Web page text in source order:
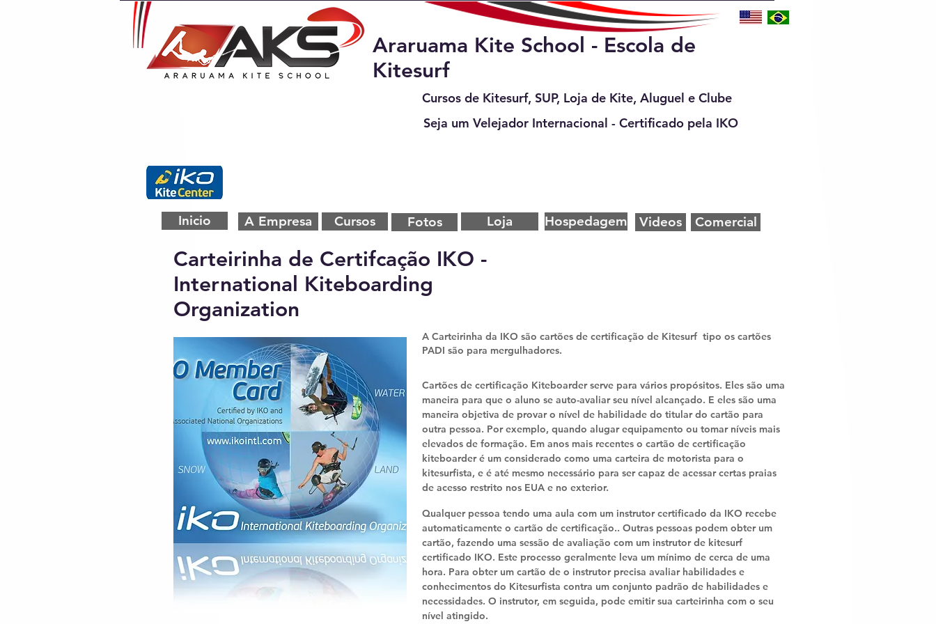
Araruama Kite School - Escola de
Kitesurf
Cursos de Kitesurf, SUP, Loja de Kite, Aluguel e Clube
Seja um Velejador Internacional - Certificado pela IKO
Carteirinha de Certifcação IKO -
International Kiteboarding
Organization
A Carteirinha da IKO são cartões de certificação de Kitesurf tipo os cartões
PADI são para mergulhadores.
Cartões de certificação Kiteboarder serve para vários propósitos. Eles são uma
maneira para que o aluno se auto-avaliar seu nível alcançado. E eles são uma
maneira objetiva de provar o nível de habilidade do titular do cartão para
outra pessoa. Por exemplo, quando alugar equipamento ou tomar níveis mais
elevados de formação. Em anos mais recentes o cartão de certificação
kiteboarder é um considerado como uma carteira de motorista para o
kitesurfista, e é até mesmo necessário para ser capaz de acessar certas praias
de acesso restrito nos EUA e no exterior.
Qualquer pessoa tendo uma aula com um instrutor certificado da IKO recebe
automaticamente o cartão de certificação.. Outras pessoas podem obter um
cartão, fazendo uma sessão de avaliação com um instrutor de kitesurf
certificado IKO. Este processo geralmente leva um mínimo de cerca de uma
hora. Para obter um cartão de o instrutor precisa avaliar habilidades e
conhecimentos do Kitesurfista contra um conjunto padrão de habilidades e
necessidades. O instrutor, em seguida, pode emitir sua carteirinha com o seu
nível atingido.
Inicio A Empresa Cursos Fotos Loja Hospedagem Videos Comercial